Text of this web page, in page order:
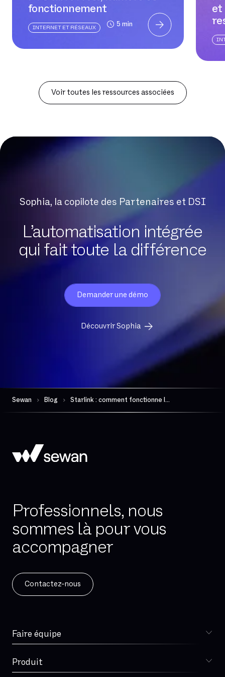
fonctionnement
INTERNET ET RÉSEAUX 5 min
et
Voir toutes les ressources associées
Sophia, la copilote des Partenaires et DSI
L’automatisation intégrée
qui fait toute la différence
Demander une démo
Découvrir Sophia
Sewan Blog Starlink : comment fonctionne le réseau satellite de SpaceX ?
Professionnels, nous
sommes là pour vous
accompagner
Contactez-nous
Faire équipe
Choisir Sewan
Produit